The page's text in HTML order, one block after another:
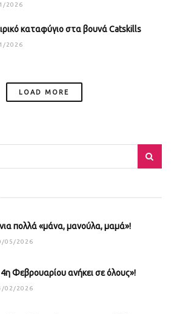
2026
καταφύγιο στα βουνά Catskills
2026
LOAD MORE
πολλά «μάνα, μανούλα, μαμά»!
05/2026
Φεβρουαρίου ανήκει σε όλους»!
02/2026